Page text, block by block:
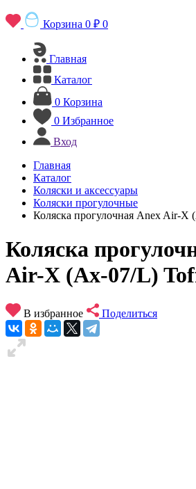
Корзина 0 ₽ 0
Главная
Каталог
0 Корзина
0 Избранное
Вход
Главная
Каталог
Коляски и аксессуары
Коляски прогулочные
Коляска прогулочная Anex Air-X
Коляска
Air-X (Ax-07/L)
В избранное Поделиться